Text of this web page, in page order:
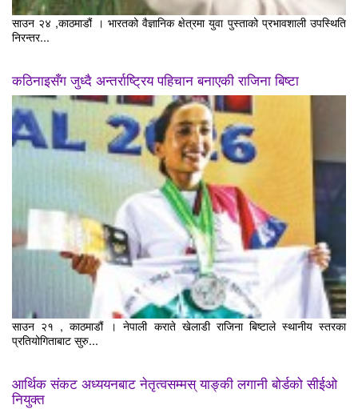
साउन २४ ,काठमाडौं । भारतको वैज्ञानिक क्षेत्रमा युवा पुस्ताको प्रभावशाली उपस्थिति
निरन्तर...
कठिनाइसँग जुध्दै अन्तर्राष्ट्रिय पहिचान बनाएकी राजिना बिष्टा
साउन २१ , काठमाडौं । नेपाली कराते खेलाडी राजिना बिष्टाले स्थानीय स्तरका
प्रतियोगिताबाट सुरु...
आर्थिक संकट अध्ययनबाट नेतृत्वसम्मस् याङ्की लगानी बोर्डको सीईओ
नियुक्त